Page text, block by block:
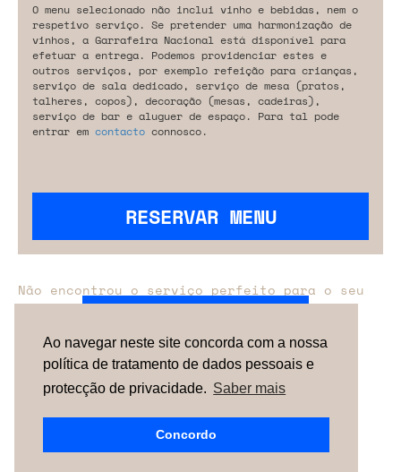
Ao navegar neste site concorda com a nossa
política de tratamento de dados pessoais e
protecção de privacidade. Saber mais
Concordo
O menu selecionado não inclui vinho e bebidas, nem o
respetivo serviço. Se pretender uma harmonização de
vinhos, a Garrafeira Nacional está disponível para
efetuar a entrega. Podemos providenciar estes e
outros serviços, por exemplo refeição para crianças,
serviço de sala dedicado, serviço de mesa (pratos,
talheres, copos), decoração (mesas, cadeiras),
serviço de bar e aluguer de espaço. Para tal pode
entrar em contacto connosco.
RESERVAR MENU
Não encontrou o serviço perfeito para o seu
evento?
Entre em contacto connosco.
TERMOS & CONDIÇÕES SOBRE NÓS
COMO
FUNCIONA
CONTACTOS
NEWSLETTER
ESPAÑA | PORTUGAL| UNITED KINGDOM